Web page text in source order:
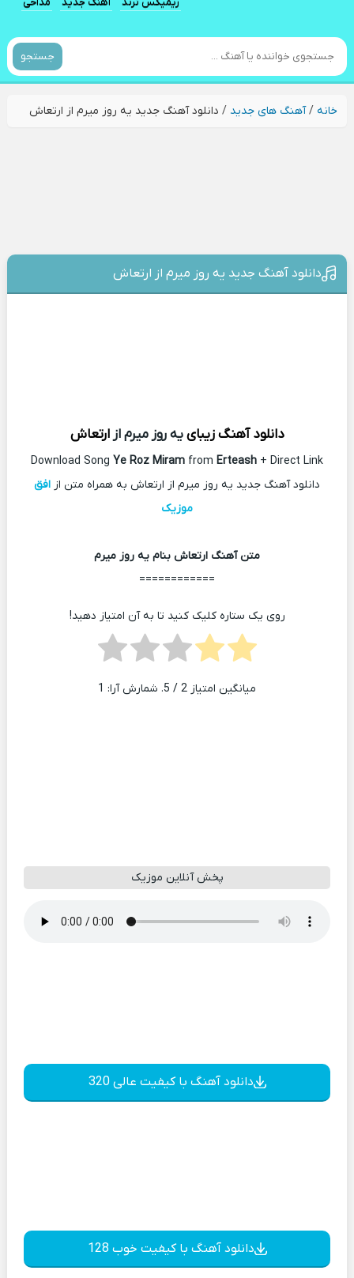
جستجو
خانه/آهنگ های جدید / دانلود آهنگ جدید یه روز میرم از ارتعاش
دانلود آهنگ جدید یه روز میرم از ارتعاش
دانلود آهنگ زیبای یه روز میرم ازارتعاش
Download Song Ye Roz Miram from Erteash + Direct Link
دانلود آهنگ جدید یه روز میرم از ارتعاش به همراه متن از افق
موزیک
متن آهنگ ارتعاش بنام یه روز میرم
============
روی یک ستاره کلیک کنید تا به آن امتیاز دهید!
میانگین امتیاز 2 / 5. شمارش آرا: 1
پخش آنلاین موزیک
دانلود آهنگ با کیفیت عالی 320
دانلود آهنگ با کیفیت خوب 128